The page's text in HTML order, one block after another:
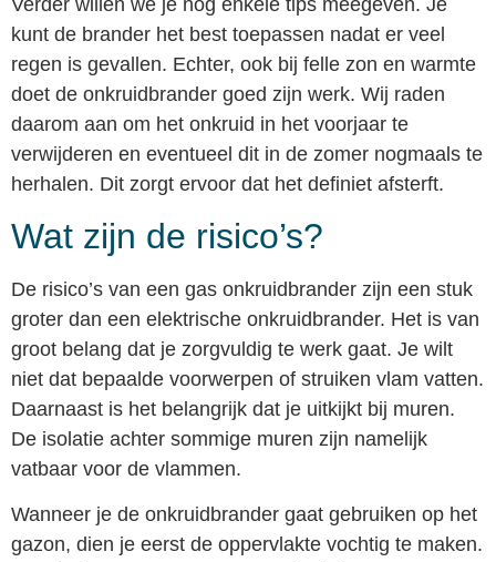
kunt de brander het best toepassen nadat er veel
regen is gevallen. Echter, ook bij felle zon en warmte
doet de onkruidbrander goed zijn werk. Wij raden
daarom aan om het onkruid in het voorjaar te
verwijderen en eventueel dit in de zomer nogmaals te
herhalen. Dit zorgt ervoor dat het definiet afsterft.
Wat zijn de risico’s?
De risico’s van een gas onkruidbrander zijn een stuk
groter dan een elektrische onkruidbrander. Het is van
groot belang dat je zorgvuldig te werk gaat. Je wilt
niet dat bepaalde voorwerpen of struiken vlam vatten.
Daarnaast is het belangrijk dat je uitkijkt bij muren.
De isolatie achter sommige muren zijn namelijk
vatbaar voor de vlammen.
Wanneer je de onkruidbrander gaat gebruiken op het
gazon, dien je eerst de oppervlakte vochtig te maken.